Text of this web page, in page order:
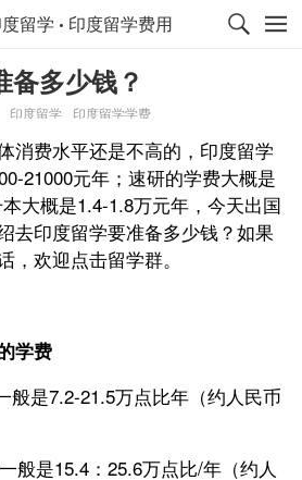
留学 印度留学费用
备多少钱？
印度留学 印度留学学费
费水平还是不高的，印度留学
21000元年；速研的学费大概是
大概是1.4-1.8万元年，今天出国
去印度留学要准备多少钱？如果
，欢迎点击留学群。
学费
是7.2-21.5万点比年（约人民币
是15.4：25.6万点比/年（约人